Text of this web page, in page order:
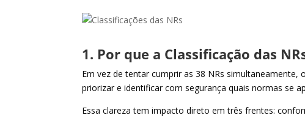
1. Por que a Classificação das
Em vez de tentar cumprir as 38 NRs simultaneamente,
priorizar e identificar com segurança quais normas se
Essa clareza tem impacto direto em três frentes: